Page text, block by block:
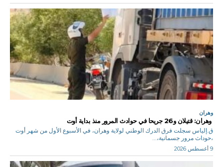
وهران
وهران: قتيلان و26 جريحا في حوادث المرور منذ بداية أوت
ق.إلياس سجلت فرق الدرك الوطني لولاية وهران، في الأسبوع الأول من شهر أوت
،حوداث مرور جسمانية،...
9 أغسطس 2026